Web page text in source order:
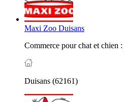
Maxi Zoo Duisans
Commerce pour chat et chien :
Duisans (62161)